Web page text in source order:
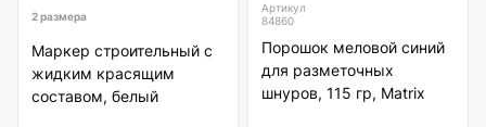
2 размера
Маркер строительный с
жидким красящим
составом, белый
Артикул
84860
Порошок меловой синий
для разметочных
шнуров, 115 гр, Matrix